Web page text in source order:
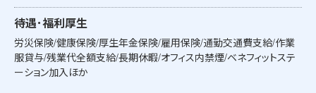
待遇･福利厚生
労災保険/健康保険/厚生年金保険/雇用保険/通勤交通費支給/作業
服貸与/残業代全額支給/長期休暇/オフィス内禁煙/ベネフィットステ
ーション加入ほか